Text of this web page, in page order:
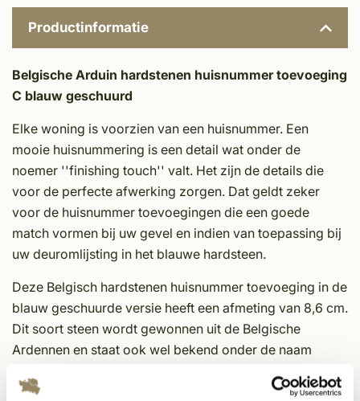
Productinformatie
Belgische Arduin hardstenen huisnummer toevoeging
C blauw geschuurd
Elke woning is voorzien van een huisnummer. Een
mooie huisnummering is een detail wat onder de
noemer ''finishing touch'' valt. Het zijn de details die
voor de perfecte afwerking zorgen. Dat geldt zeker
voor de huisnummer toevoegingen die een goede
match vormen bij uw gevel en indien van toepassing bij
uw deuromlijsting in het blauwe hardsteen.
Deze Belgisch hardstenen huisnummer toevoeging in de
blauw geschuurde versie heeft een afmeting van 8,6 cm.
Dit soort steen wordt gewonnen uit de Belgische
Ardennen en staat ook wel bekend onder de naam
natuurproducten, zal elke huisnummer toevoeging van